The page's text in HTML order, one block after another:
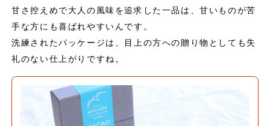
甘さ控えめで大人の風味を追求した一品は、甘いものが苦
手な方にも喜ばれやすいんです。
洗練されたパッケージは、目上の方への贈り物としても失
礼のない仕上がりですね。